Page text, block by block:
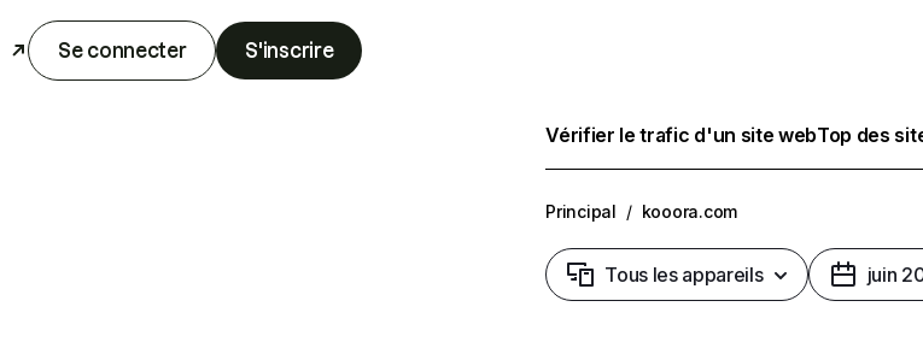
Se connecter S'inscrire
Vérifier le trafic d'un site webTop des
Principal / kooora.com
Tous les appareils juin